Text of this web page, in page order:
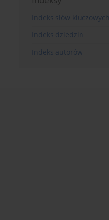
Indeks słów kluczowych
Indeks dziedzin
Indeks autorów